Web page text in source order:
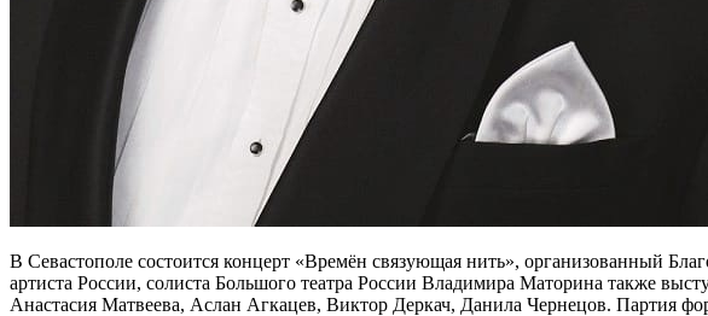
В Севастополе состоится концерт «Времён связующая нить», организованный
артиста России, солиста Большого театра России Владимира Маторина также
Анастасия Матвеева, Аслан Агкацев, Виктор Деркач, Данила Чернецов. Партия